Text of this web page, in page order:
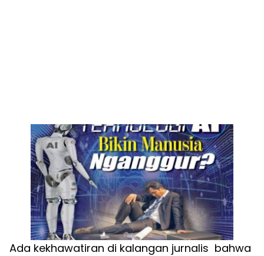
Ada kekhawatiran di kalangan jurnalis bahwa